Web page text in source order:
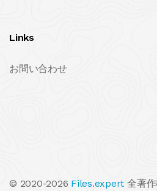
Links
お問い合わせ
© 2020-2026 Files.expert 全著